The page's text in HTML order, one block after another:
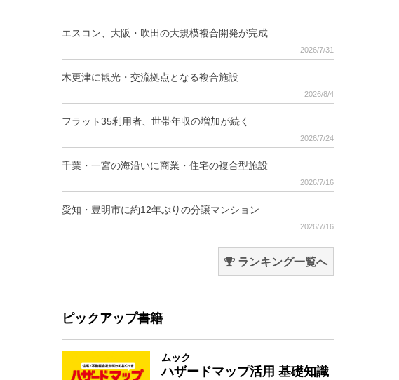
エスコン、大阪・吹田の大規模複合開発が完成
2026/7/31
木更津に観光・交流拠点となる複合施設
2026/8/4
フラット35利用者、世帯年収の増加が続く
2026/7/24
千葉・一宮の海沿いに商業・住宅の複合型施設
2026/7/16
愛知・豊明市に約12年ぶりの分譲マンション
2026/7/16
ランキング一覧へ
ピックアップ書籍
ムック
ハザードマップ活用 基礎知識